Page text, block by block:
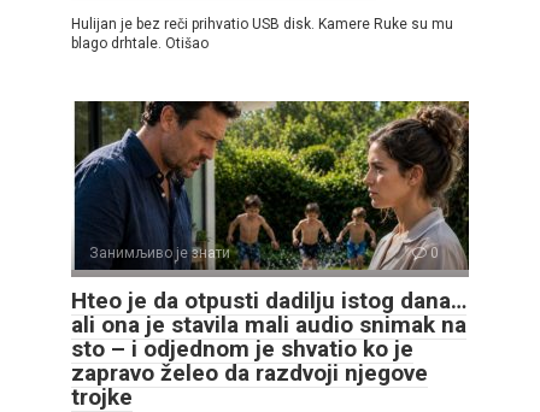
Hulijan je bez reči prihvatio USB disk. Kamere Ruke su mu
blago drhtale. Otišao
Занимљиво је знати 0
Hteo je da otpusti dadilju istog dana…
ali ona je stavila mali audio snimak na
sto – i odjednom je shvatio ko je
zapravo želeo da razdvoji njegove
trojke